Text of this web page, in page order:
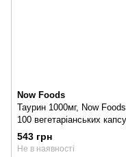
Now Foods
Таурин 1000мг, Now
100 вегетаріанських
100 шт
543 грн
Не в наявності